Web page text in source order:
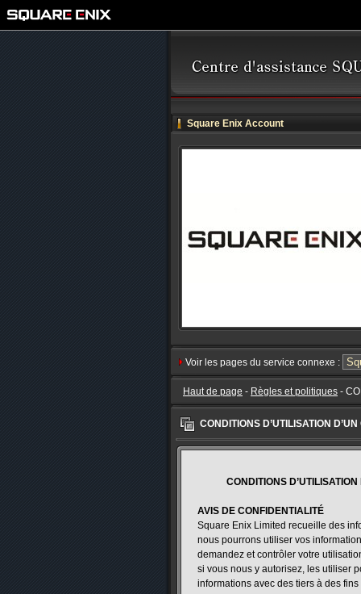
Square Enix Account
Voir les pages du service connexe :
Haut de page - Règles et politiques -
CONDITIONS D’UTILISATION
CONDITIONS
AVIS DE CONFIDENTIALITÉ
Square Enix Limited recueille des
nous pourrons utiliser vos
demandez et contrôler votre
si vous nous y autorisez, les utiliser
informations avec des tiers à des